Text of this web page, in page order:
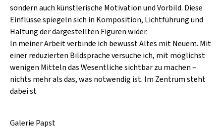
sondern auch künstlerische Motivation und Vorbild. Diese
Einflüsse spiegeln sich in Komposition, Lichtführung und
Haltung der dargestellten Figuren wider.
In meiner Arbeit verbinde ich bewusst Altes mit Neuem. Mit
einer reduzierten Bildsprache versuche ich, mit möglichst
wenigen Mitteln das Wesentliche sichtbar zu machen –
nichts mehr als das, was notwendig ist. Im Zentrum steht
dabei st
Galerie Papst